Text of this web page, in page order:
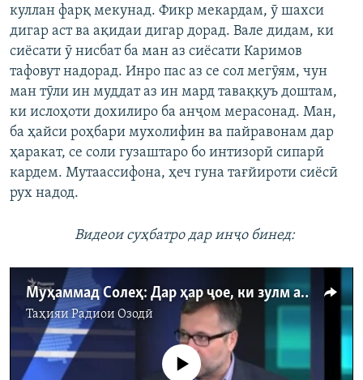
куллан фарқ мекунад. Фикр мекардам, ӯ шахси
дигар аст ва ақидаи дигар дорад. Вале дидам, ки
сиёсати ӯ нисбат ба ман аз сиёсати Каримов
тафовут надорад. Инро пас аз се сол мегӯям, чун
ман тӯли ин муддат аз ин мард таваққуъ доштам,
ки ислоҳоти дохилиро ба анҷом мерасонад. Ман,
ба ҳайси роҳбари мухолифин ва пайравонам дар
ҳаракат, се соли гузаштаро бо интизорӣ сипарӣ
кардем. Мутаассифона, ҳеч гуна тағйироти сиёсӣ
рух надод.
Видеои суҳбатро дар инҷо бинед:
Муҳаммад Солеҳ: Дар ҳар ҷое, ки зулм аст, ба зидди он хоҳам буд
ТаҳияиРадиои Озодӣ
Феълан кор намекунад